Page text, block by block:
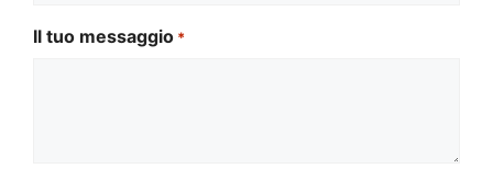
Il tuo messaggio *